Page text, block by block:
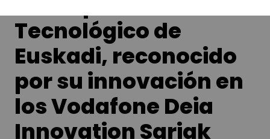
Tecnológico de
Euskadi, reconocido
por su innovación en
los Vodafone Deia
Innovation Sariak